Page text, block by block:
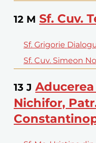
12 M Sf. Cuv.
Sf. Grigorie
Sf. Cuv. Simeon
13 J
Nichifor,